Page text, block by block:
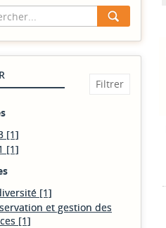
[1]
[1]
[1]
et gestion des
[1]